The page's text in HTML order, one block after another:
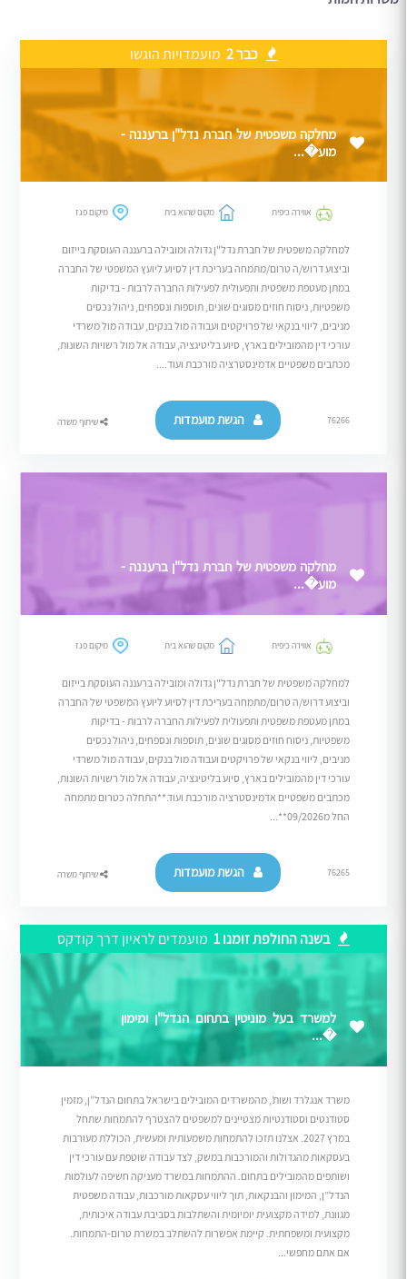
כבר 2 מועמדויות הוגשו
מחלקה משפטית של חברת נדל"ן ברעננה -
מוע�...
אווירה כיפית מקום שהוא בית מיקום פגז
למחלקה משפטית של חברת נדל"ן גדולה ומובילה ברעננה העוסקת בייזום
וביצוע דרוש/ה טרום/מתמחה בעריכת דין לסיוע ליועץ המשפטי של החברה
במתן מעטפת משפטית ותפעולית לפעילות החברה לרבות - בדיקות
משפטיות, ניסוח חוזים מסוגים שונים, תוספות ונספחים, ניהול נכסים
מניבים, ליווי בנקאי של פרויקטים ועבודה מול בנקים, עבודה מול משרדי
עורכי דין מהמובילים בארץ, סיוע בליטיגציה, עבודה אל מול רשויות השונות,
מכתבים משפטיים אדמינסטרציה מורכבת ועוד....
76266 הגשת מועמדות שיתוף משרה
מחלקה משפטית של חברת נדל"ן ברעננה -
מוע�...
אווירה כיפית מקום שהוא בית מיקום פגז
למחלקה משפטית של חברת נדל"ן גדולה ומובילה ברעננה העוסקת בייזום
וביצוע דרוש/ה טרום/מתמחה בעריכת דין לסיוע ליועץ המשפטי של החברה
במתן מעטפת משפטית ותפעולית לפעילות החברה לרבות - בדיקות
משפטיות, ניסוח חוזים מסוגים שונים, תוספות ונספחים, ניהול נכסים
מניבים, ליווי בנקאי של פרויקטים ועבודה מול בנקים, עבודה מול משרדי
עורכי דין מהמובילים בארץ, סיוע בליטיגציה, עבודה אל מול רשויות השונות,
מכתבים משפטיים אדמינסטרציה מורכבת ועוד.**התחלה כטרום מתמחה
החל מ09/2026**...
76265 הגשת מועמדות שיתוף משרה
בשנה החולפת זומנו 1 מועמדים לראיון דרך קודקס
למשרד בעל מוניטין בתחום הנדל"ן ומימון
�...
משרד אנגלרד ושות’, מהמשרדים המובילים בישראל בתחום הנדל”ן, מזמין
סטודנטים וסטודנטיות מצטיינים למשפטים להצטרף להתמחות שתחל
במרץ 2027. אצלנו תזכו להתמחות משמעותית ומעשית, הכוללת מעורבות
בעסקאות מהגדולות והמורכבות במשק, לצד עבודה שוטפת עם עורכי דין
ושותפים מהמובילים בתחום. ההתמחות במשרד מעניקה חשיפה לעולמות
הנדל”ן, המימון והבנקאות, תוך ליווי עסקאות מורכבות, עבודה משפטית
מגוונת, למידה מקצועית יומיומית והשתלבות בסביבת עבודה איכותית,
מקצועית ומשפחתית. קיימת אפשרות להשתלב במשרת טרום-התמחות.
אם אתם מחפשי...